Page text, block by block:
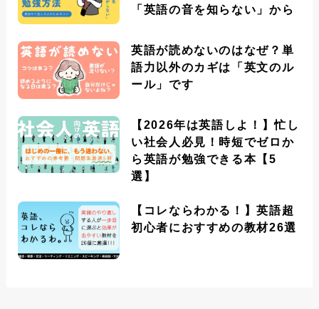
「英語の音を知らない」から
英語が読めないのはなぜ？単
語力以外のカギは「英文のル
ール」です
【2026年は英語しよ！】忙し
い社会人必見！時短でゼロか
ら英語が勉強できる本【5
選】
【コレならわかる！】英語超
初心者におすすめの教材26選